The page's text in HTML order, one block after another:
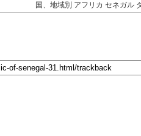
国、地域別 アフリカ セネガル